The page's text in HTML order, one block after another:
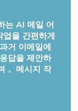
는 AI 메일 어
을 간편하게
거 이메일에
답을 제안하
， 메시지 작